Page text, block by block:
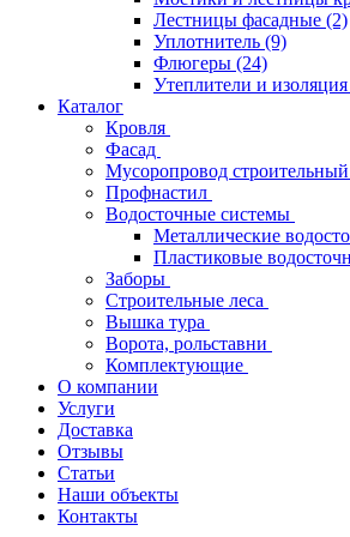
Лестницы фасадные (2)
Уплотнитель (9)
Флюгеры (24)
Утеплители и изоляция
Каталог
Кровля
Фасад
Мусоропровод строительный
Профнастил
Водосточные системы
Металлические
Пластиковые
Заборы
Строительные леса
Вышка тура
Ворота, рольставни
Комплектующие
О компании
Услуги
Доставка
Отзывы
Статьи
Наши объекты
Контакты